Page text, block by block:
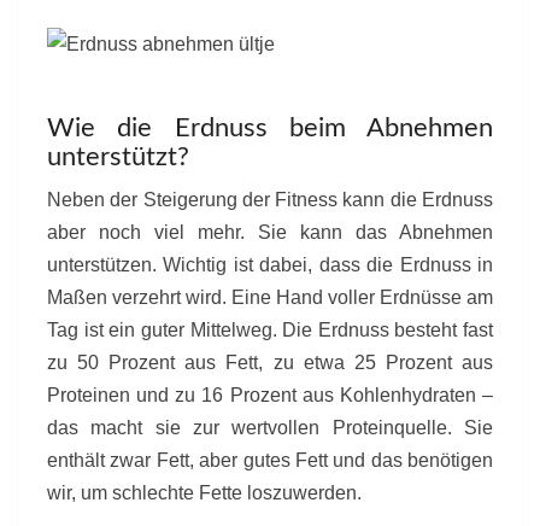
Wie die Erdnuss beim Abnehmen
unterstützt?
Neben der Steigerung der Fitness kann die Erdnuss
aber noch viel mehr. Sie kann das Abnehmen
unterstützen. Wichtig ist dabei, dass die Erdnuss in
Maßen verzehrt wird. Eine Hand voller Erdnüsse am
Tag ist ein guter Mittelweg. Die Erdnuss besteht fast
zu 50 Prozent aus Fett, zu etwa 25 Prozent aus
Proteinen und zu 16 Prozent aus Kohlenhydraten –
das macht sie zur wertvollen Proteinquelle. Sie
enthält zwar Fett, aber gutes Fett und das benötigen
wir, um schlechte Fette loszuwerden.